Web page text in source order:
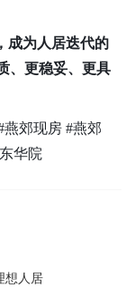
为人居迭代的
、更稳妥、更具
郊现房 #燕郊
华院
想人居